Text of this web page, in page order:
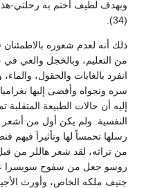
وبهدف لطيف أختم به رحلتي-
(34).
ذلك أنه لعدم شعوره
من التعليم، وبالخجل والعي في
انفرد بالغابات والحقول،
سره ونجواه وأفضى إليها
إليه أن حالات الطبيعة
النفسية. ولم يكن أول من أشعر
رسلها تحمساً لها وتأثيراَ
من تراثه، لقد شعر هاللر من
روسو جعل من سفوح سويسرا
جنيف ملكه الخاص، وأورث